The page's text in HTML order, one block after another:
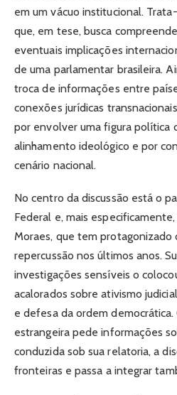
em um vácuo institucional.
que, em tese, busca
eventuais implicações
de uma parlamentar brasileira.
troca de informações entre
conexões jurídicas
por envolver uma figura política
alinhamento ideológico e por
cenário nacional.
No centro da discussão está o
Federal e, mais
Moraes, que tem protagonizado
repercussão nos últimos anos.
investigações sensíveis o
acalorados sobre ativismo
e defesa da ordem
estrangeira pede informações
conduzida sob sua relatoria, a
fronteiras e passa a integrar